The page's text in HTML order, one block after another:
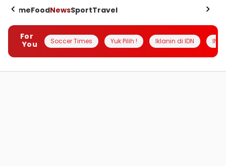
HomeFoodNewsSportTravel
For
You
Soccer Times Yuk Pilih ! Iklanin di IDN